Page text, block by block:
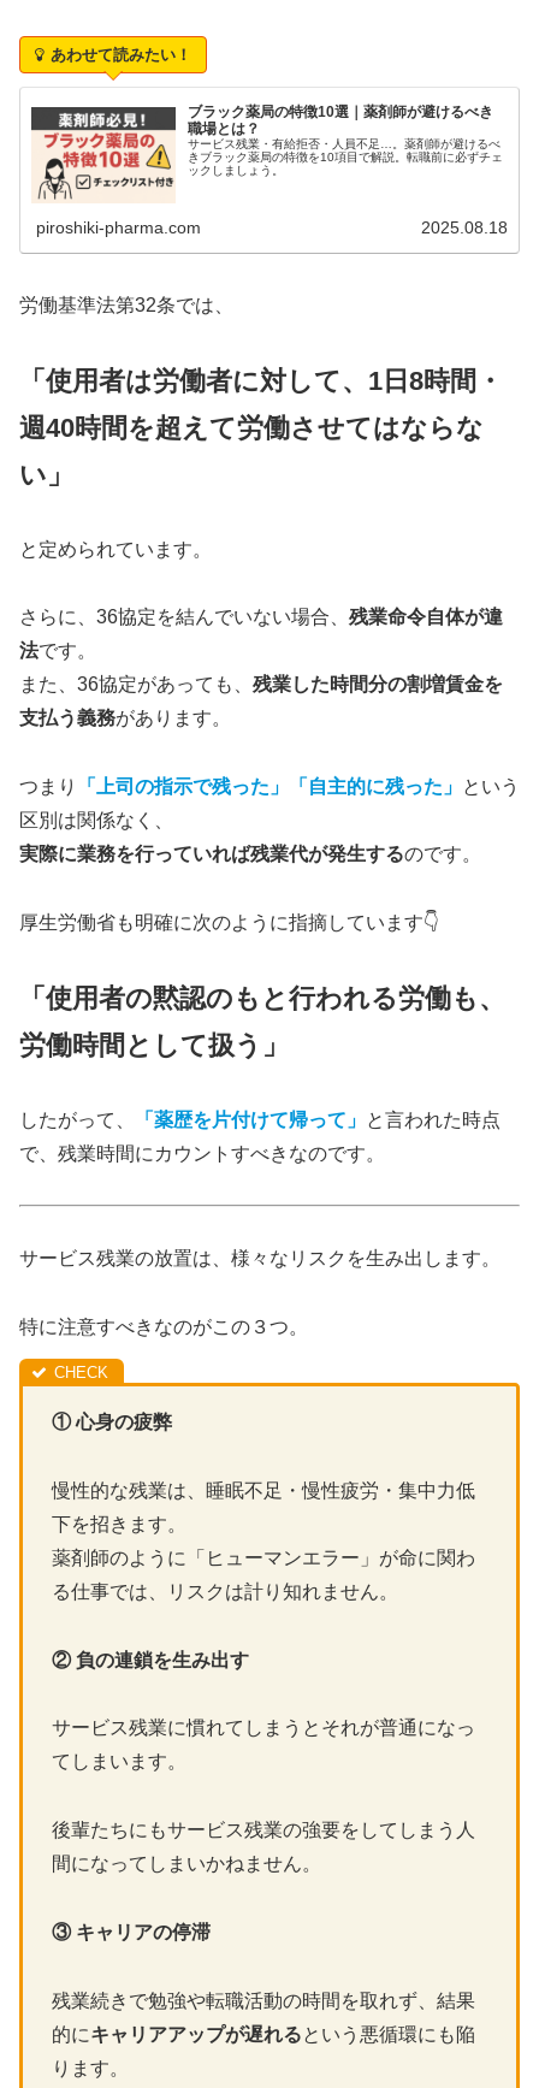
あわせて読みたい！
ブラック薬局の特徴10選｜薬剤師が避けるべき
職場とは？
サービス残業・有給拒否・人員不足…。薬剤師が避けるべ
きブラック薬局の特徴を10項目で解説。転職前に必ずチェ
ックしましょう。
piroshiki-pharma.com 2025.08.18
労働基準法第32条では、
「使用者は労働者に対して、1日8時間・
週40時間を超えて労働させてはならな
い」
と定められています。
さらに、36協定を結んでいない場合、 残業命令自体が違
法です。
また、36協定があっても、 残業した時間分の割増賃金を
支払う義務があります。
つまり 「上司の指示で残った」「自主的に残った」 という
区別は関係なく、
実際に業務を行っていれば残業代が発生するのです。
厚生労働省も明確に次のように指摘しています👇
「使用者の黙認のもと行われる労働も、
労働時間として扱う」
したがって、 「薬歴を片付けて帰って」 と言われた時点
で、残業時間にカウントすべきなのです。
サービス残業の放置は、様々なリスクを生み出します。
特に注意すべきなのがこの３つ。
① 心身の疲弊
慢性的な残業は、睡眠不足・慢性疲労・集中力低
下を招きます。
薬剤師のように「ヒューマンエラー」が命に関わ
る仕事では、リスクは計り知れません。
② 負の連鎖を生み出す
サービス残業に慣れてしまうとそれが普通になっ
てしまいます。
後輩たちにもサービス残業の強要をしてしまう人
間になってしまいかねません。
③ キャリアの停滞
残業続きで勉強や転職活動の時間を取れず、結果
的にキャリアアップが遅れるという悪循環にも陥
ります。